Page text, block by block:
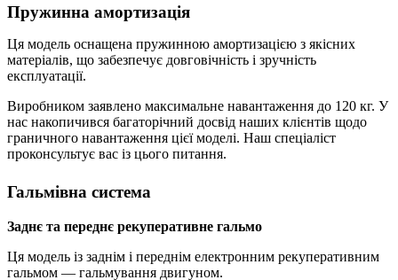
Пружинна амортизація
Ця модель оснащена пружинною амортизацією з якісних
матеріалів, що забезпечує довговічність і зручність
експлуатації.
Виробником заявлено максимальне навантаження до 120 кг. У
нас накопичився багаторічний досвід наших клієнтів щодо
граничного навантаження цієї моделі. Наш спеціаліст
проконсультує вас із цього питання.
Гальмівна система
Заднє та переднє рекуперативне гальмо
Ця модель із заднім і переднім електронним рекуперативним
гальмом — гальмування двигуном.